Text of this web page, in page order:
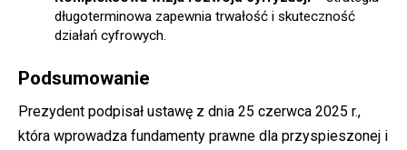
długoterminowa zapewnia trwałość i skuteczność
działań cyfrowych.
Podsumowanie
Prezydent podpisał ustawę z dnia 25 czerwca 2025 r.,
która wprowadza fundamenty prawne dla przyspieszonej i